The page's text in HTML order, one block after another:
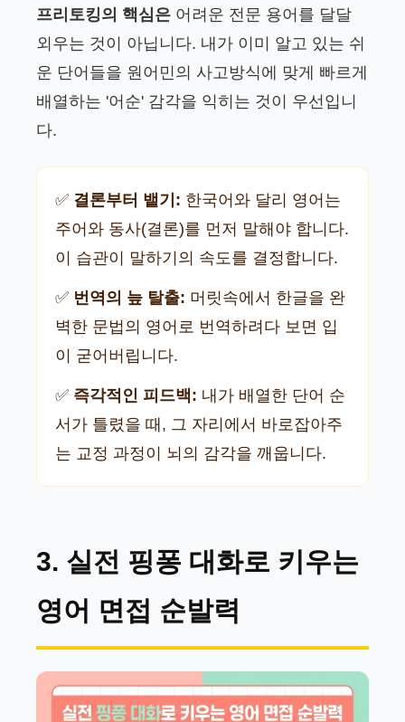
프리토킹의 핵심은 어려운 전문 용어를 달달
외우는 것이 아닙니다. 내가 이미 알고 있는 쉬
운 단어들을 원어민의 사고방식에 맞게 빠르게
배열하는 '어순' 감각을 익히는 것이 우선입니
다.
✅ 결론부터 뱉기: 한국어와 달리 영어는
주어와 동사(결론)를 먼저 말해야 합니다.
이 습관이 말하기의 속도를 결정합니다.
✅ 번역의 늪 탈출: 머릿속에서 한글을 완
벽한 문법의 영어로 번역하려다 보면 입
이 굳어버립니다.
✅ 즉각적인 피드백: 내가 배열한 단어 순
서가 틀렸을 때, 그 자리에서 바로잡아주
는 교정 과정이 뇌의 감각을 깨웁니다.
3. 실전 핑퐁 대화로 키우는
영어 면접 순발력